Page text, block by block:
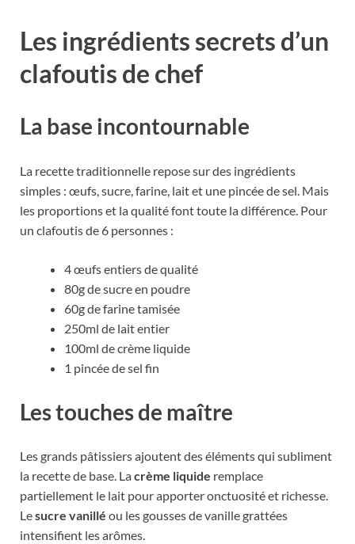
Les ingrédients secrets d’un
clafoutis de chef
La base incontournable
La recette traditionnelle repose sur des ingrédients
simples : œufs, sucre, farine, lait et une pincée de sel. Mais
les proportions et la qualité font toute la différence. Pour
un clafoutis de 6 personnes :
4 œufs entiers de qualité
80g de sucre en poudre
60g de farine tamisée
250ml de lait entier
100ml de crème liquide
1 pincée de sel fin
Les touches de maître
Les grands pâtissiers ajoutent des éléments qui subliment
la recette de base. Lacrème liquide remplace
partiellement le lait pour apporter onctuosité et richesse.
Lesucre vanillé ou les gousses de vanille grattées
intensifient les arômes.